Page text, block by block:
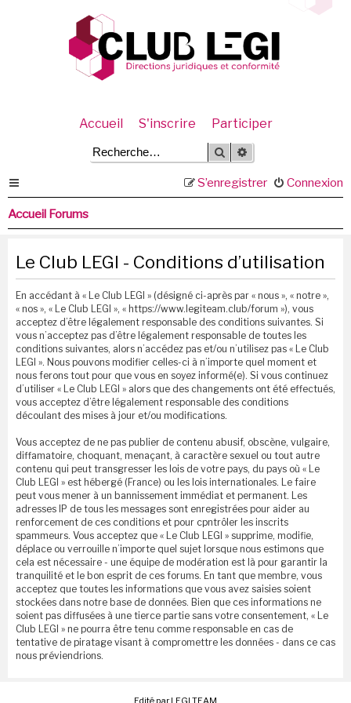
Accueil S'inscrire Participer
Rechercher
Connexion
S’enregistrer
Accueil Forums
Le Club LEGI - Conditions d’utilisation
En accédant à « Le Club LEGI » (désigné ci-après par « nous », « notre »,
« nos », « Le Club LEGI », « https://www.legiteam.club/forum »), vous
acceptez d’être légalement responsable des conditions suivantes. Si
vous n’acceptez pas d’être légalement responsable de toutes les
conditions suivantes, alors n’accédez pas et/ou n’utilisez pas « Le Club
LEGI ». Nous pouvons modifier celles-ci à n’importe quel moment et
nous ferons tout pour que vous en soyez informé(e). Si vous continuez
d’utiliser « Le Club LEGI » alors que des changements ont été effectués,
vous acceptez d’être légalement responsable des conditions
découlant des mises à jour et/ou modifications.
Vous acceptez de ne pas publier de contenu abusif, obscène, vulgaire,
diffamatoire, choquant, menaçant, à caractère sexuel ou tout autre
contenu qui peut transgresser les lois de votre pays, du pays où « Le
Club LEGI » est hébergé (France) ou les lois internationales. Le faire
peut vous mener à un bannissement immédiat et permanent. Les
adresses IP de tous les messages sont enregistrées pour aider au
renforcement de ces conditions et pour cpntrôler les inscrits
spammeurs. Vous acceptez que « Le Club LEGI » supprime, modifie,
déplace ou verrouille n’importe quel sujet lorsque nous estimons que
cela est nécessaire - une équipe de modération est là pour garantir la
tranquilité et le bon esprit de ces forums. En tant que membre, vous
acceptez que toutes les informations que vous avez saisies soient
stockées dans notre base de données. Bien que ces informations ne
soient pas diffusées à une tierce partie sans votre consentement, « Le
Club LEGI » ne pourra être tenu comme responsable en cas de
tentative de piratage visant à compromettre les données - dans ce cas
nous préviendrions.
Edité par LEGI TEAM